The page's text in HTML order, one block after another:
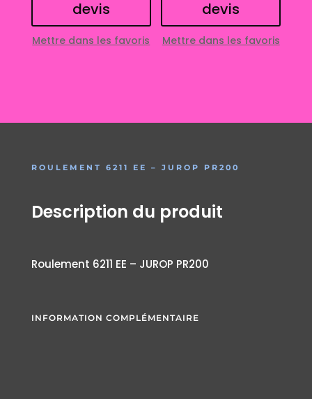
devis
Mettre dans les favoris
devis
Mettre dans les favoris
ROULEMENT 6211 EE – JUROP PR200
Description du produit
Roulement 6211 EE – JUROP PR200
INFORMATION COMPLÉMENTAIRE